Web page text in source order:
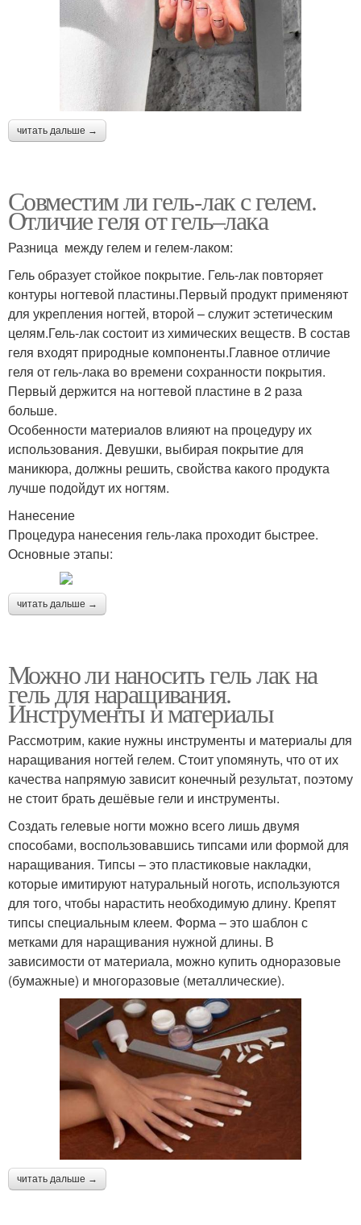
читать дальше →
Совместим ли гель-лак с гелем.
Отличие геля от гель–лака
Разница между гелем и гелем-лаком:
Гель образует стойкое покрытие. Гель-лак повторяет
контуры ногтевой пластины.Первый продукт применяют
для укрепления ногтей, второй – служит эстетическим
целям.Гель-лак состоит из химических веществ. В состав
геля входят природные компоненты.Главное отличие
геля от гель-лака во времени сохранности покрытия.
Первый держится на ногтевой пластине в 2 раза
больше.
Особенности материалов влияют на процедуру их
использования. Девушки, выбирая покрытие для
маникюра, должны решить, свойства какого продукта
лучше подойдут их ногтям.
Нанесение
Процедура нанесения гель-лака проходит быстрее.
Основные этапы:
читать дальше →
Можно ли наносить гель лак на
гель для наращивания.
Инструменты и материалы
Рассмотрим, какие нужны инструменты и материалы для
наращивания ногтей гелем. Стоит упомянуть, что от их
качества напрямую зависит конечный результат, поэтому
не стоит брать дешёвые гели и инструменты.
Создать гелевые ногти можно всего лишь двумя
способами, воспользовавшись типсами или формой для
наращивания. Типсы – это пластиковые накладки,
которые имитируют натуральный ноготь, используются
для того, чтобы нарастить необходимую длину. Крепят
типсы специальным клеем. Форма – это шаблон с
метками для наращивания нужной длины. В
зависимости от материала, можно купить одноразовые
(бумажные) и многоразовые (металлические).
читать дальше →